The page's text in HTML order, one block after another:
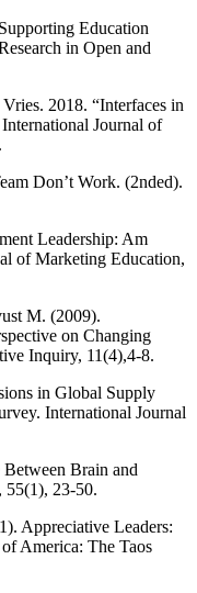
Education
in Open and
2018. “Interfaces in
Journal of
Don’t Work. (2nded).
Leadership: Am
of Marketing Education,
M. (2009).
on Changing
Inquiry, 11(4),4-8.
in Global Supply
International Journal
Brain and
55(1), 23-50.
Appreciative Leaders:
America: The Taos